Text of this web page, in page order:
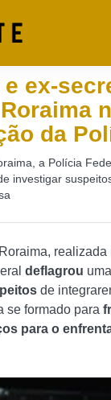
e ex-
da
a Polícia
investigar
deflagrou
de
se formado para
para o